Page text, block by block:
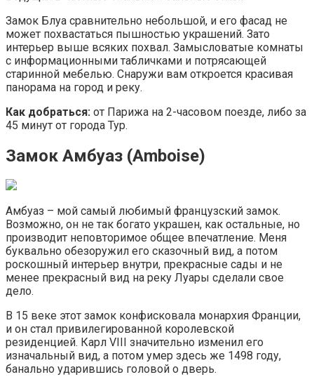
Замок Блуа сравнительно небольшой, и его фасад не
может похвастаться пышностью украшений. Зато
интерьер выше всяких похвал. Замысловатые комнаты
с информационными табличками и потрясающей
старинной мебелью. Снаружи вам откроется красивая
панорама на город и реку.
Как добраться: от Парижа на 2-часовом поезде, либо за
45 минут от города Тур.
Замок Амбуаз (Amboise)
Амбуаз – мой самый любимый французский замок.
Возможно, он не так богато украшен, как остальные, но
производит неповторимое общее впечатление. Меня
буквально обезоружил его сказочный вид, а потом
роскошный интерьер внутри, прекрасные сады и не
менее прекрасный вид на реку Луары сделали свое
дело.
В 15 веке этот замок конфисковала монархия Франции,
и он стал привилегированной королевской
резиденцией. Карл VIII значительно изменил его
изначальный вид, а потом умер здесь же 1498 году,
банально ударившись головой о дверь.